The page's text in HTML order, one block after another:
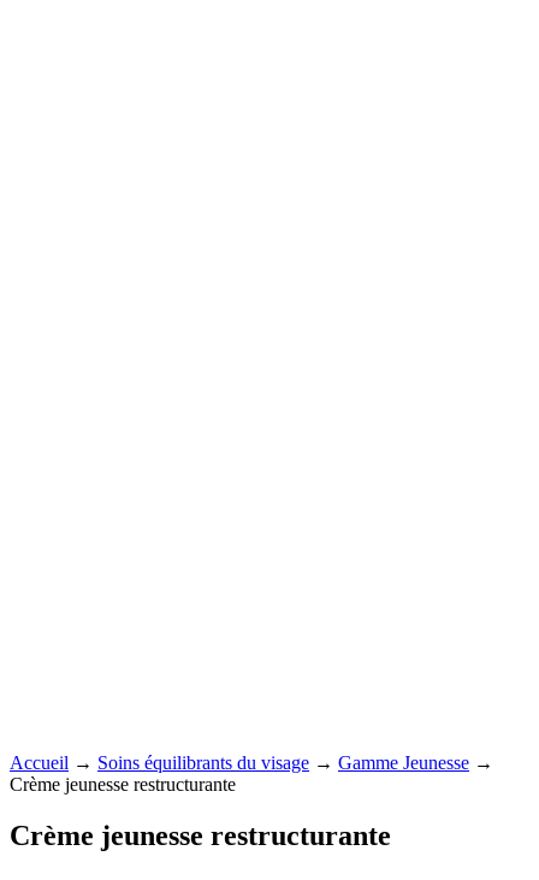
Accueil → Soins équilibrants du visage → Gamme Jeunesse →
Crème jeunesse restructurante
Crème jeunesse restructurante